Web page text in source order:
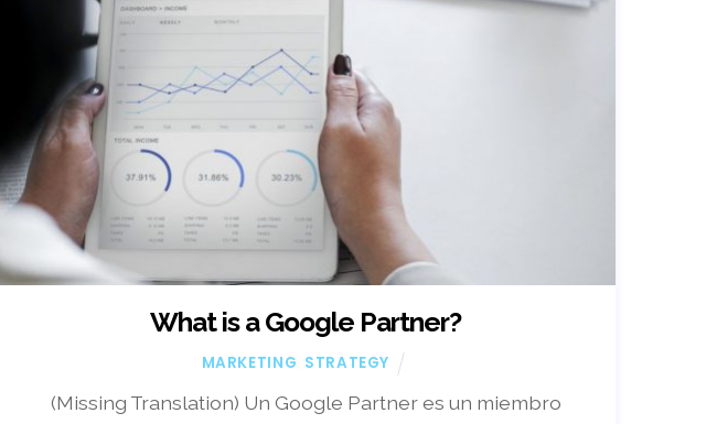
What is a Google Partner?
MARKETING STRATEGY
(Missing Translation) Un Google Partner es un miembro